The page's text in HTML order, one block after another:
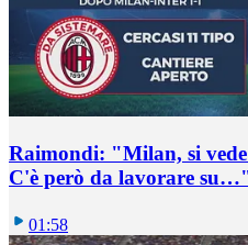
Raimondi: "Milan, si
C'è però da lavorare
01:58